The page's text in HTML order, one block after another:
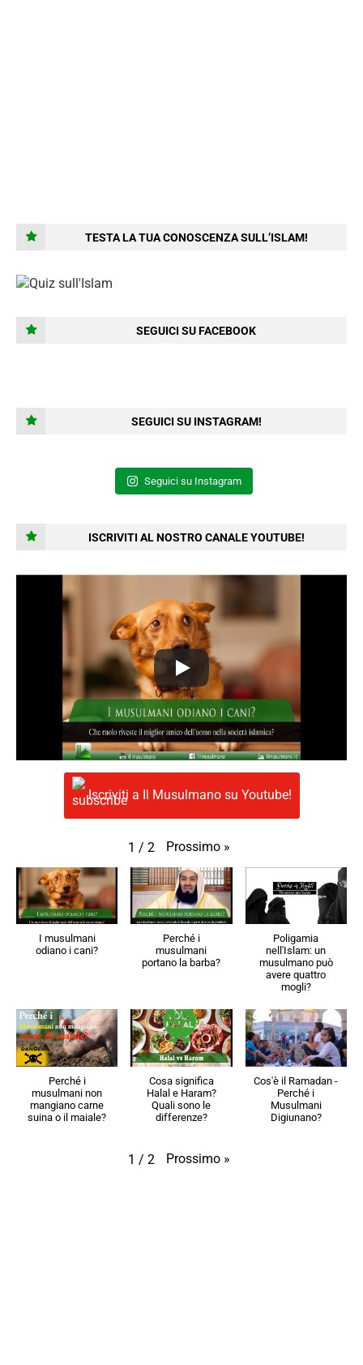
TESTA LA TUA CONOSCENZA SULL’ISLAM!
SEGUICI SU FACEBOOK
SEGUICI SU INSTAGRAM!
Seguici su Instagram
ISCRIVITI AL NOSTRO CANALE YOUTUBE!
Iscriviti a Il Musulmano su Youtube!
1 / 2 Prossimo »
I musulmani
odiano i cani?
Perché i
musulmani
portano la barba?
Poligamia
nell'Islam: un
musulmano può
avere quattro
mogli?
Perché i
musulmani non
mangiano carne
suina o il maiale?
Cosa significa
Halal e Haram?
Quali sono le
differenze?
Cos'è il Ramadan -
Perché i
Musulmani
Digiunano?
1 / 2 Prossimo »